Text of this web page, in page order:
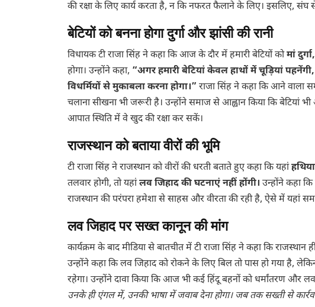
की रक्षा के लिए कार्य करता है, न कि नफरत फैलाने के लिए। इसलिए, संघ
बेटियों को बनना होगा दुर्गा और झांसी की रानी
विधायक टी राजा सिंह ने कहा कि आज के दौर में हमारी बेटियों कोमां
होगा। उन्होंने कहा, “अगर हमारी बेटियां केवल हाथों में चूड़ियां
विधर्मियों से मुकाबला करना होगा।” राजा सिंह ने कहा कि आने वाला
चलाना सीखना भी जरूरी है। उन्होंने समाज से आह्वान किया कि बेटियां
आपात स्थिति में वे खुद की रक्षा कर सकें।
राजस्थान को बताया वीरों की भूमि
टी राजा सिंह ने राजस्थान को वीरों की धरती बताते हुए कहा कि यहां
तलवार होगी, तो यहांलव जिहाद की घटनाएं नहीं होंगी। उन्होंने कहा
राजस्थान की परंपरा हमेशा से साहस और वीरता की रही है, ऐसे में यहां
लव जिहाद पर सख्त कानून की मांग
कार्यक्रम के बाद मीडिया से बातचीत में टी राजा सिंह ने कहा कि राजस्थान
उन्होंने कहा कि लव जिहाद को रोकने के लिए बिल तो पास हो गया है,
रहेगा। उन्होंने दावा किया कि आज भी कई हिंदू बहनों को धर्मांतरण और
उनके ही एंगल में, उनकी भाषा में जवाब देना होगा। जब तक सख्ती से